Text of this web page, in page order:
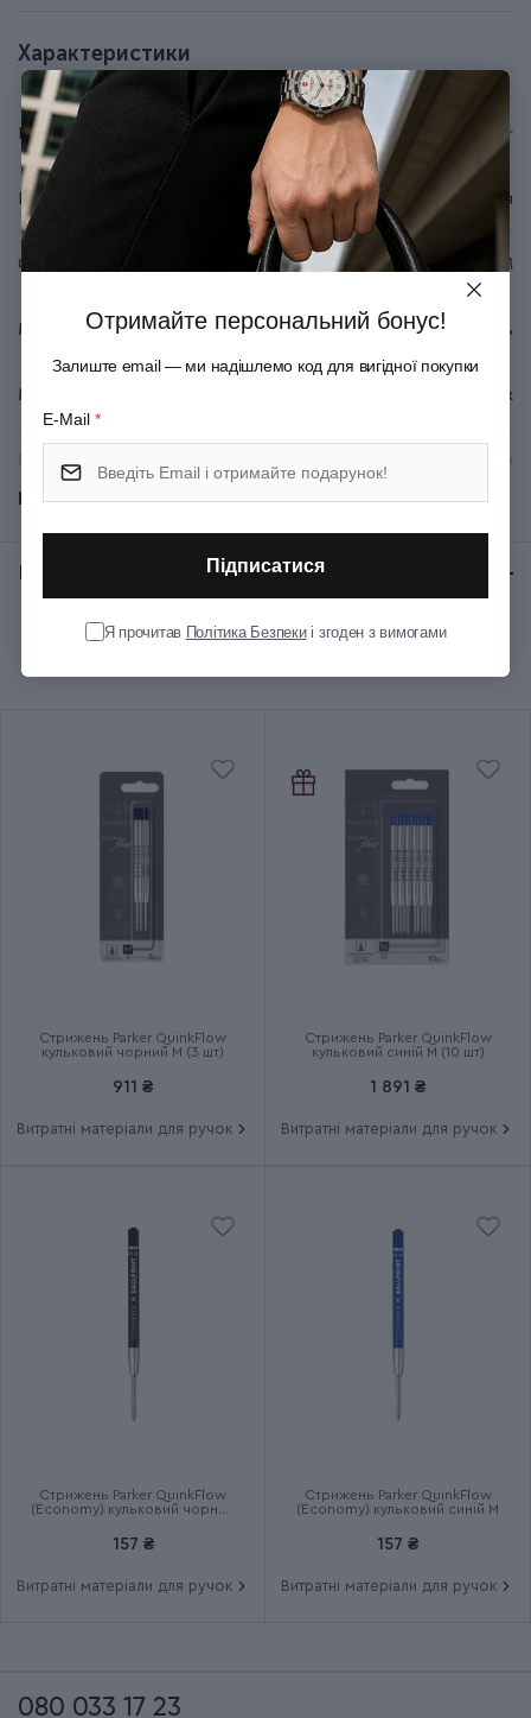
Стрижень у ручці змінний, тому ручку ви
використовуватимете багато років.
До ручки підходять кулькові та гелеві стрижні Parker.
Оригінальна подарункова коробка з сертифікатом.
Характеристики
Бренд Parker
Країна походження Франція
Серія IM
Матеріал корпуса Латунь
Матеріал покриття Глянцевий лак
Матеріал оздоблення
Тип випуску товару Ексклюзивний
Показати всі
Відгуки:
Стрижень Parker QuinkFlow
кульковий чорний M (3 шт)
911 ₴
Витратні матеріали для ручок
Стрижень Parker QuinkFlow
кульковий синій M (10 шт)
1 891 ₴
Витратні матеріали для ручок
Стрижень Parker QuinkFlow
(Economy) кульковий чорний
157 ₴
Витратні матеріали для ручок
Стрижень Parker QuinkFlow
(Economy) кульковий синій M
157 ₴
Витратні матеріали для ручок
080 033 17 23
Отримайте персональний бонус!
Залиште email — ми надішлемо код для вигідної покупки
E-Mail *
Підписатися
Я прочитав Політика Безпекиі згоден з вимогами